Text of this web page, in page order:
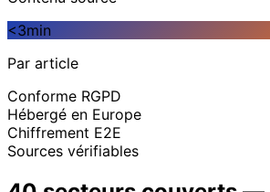
<3min
Par article
Conforme RGPD
Hébergé en Europe
Chiffrement E2E
Sources vérifiables